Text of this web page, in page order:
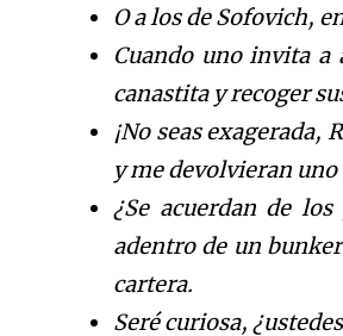
O a los de Sofovich,
Cuando uno invita a
canastita y recoger
¡No seas
y me devolvieran
¿Se acuerdan de
adentro de un
cartera.
Seré curiosa,